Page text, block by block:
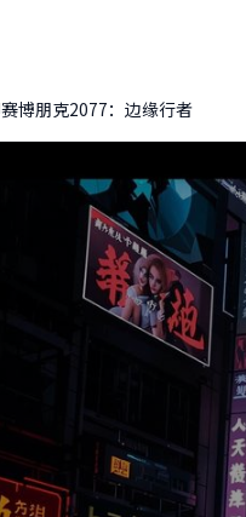
赛博朋克2077：边缘行者